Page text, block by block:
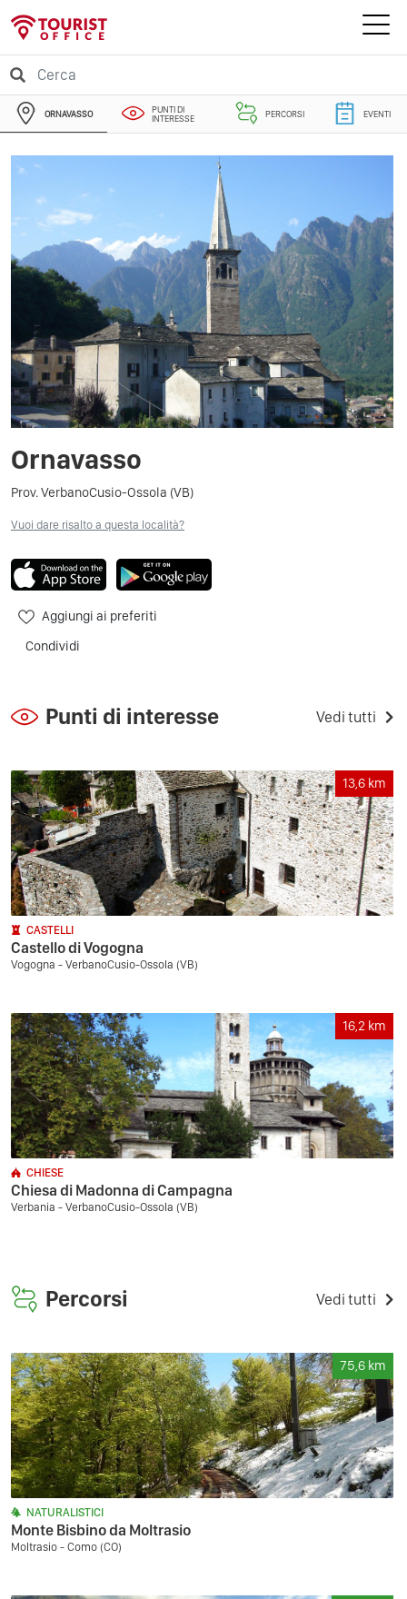
ORNAVASSO
PUNTI DI
INTERESSE
PERCORSI EVENTI
Ornavasso
Prov. VerbanoCusio-Ossola (VB)
Vuoi dare risalto a questa località?
Aggiungi ai preferiti
Condividi
Punti di interesse Vedi tutti
13,6 km
CASTELLI
Castello di Vogogna
Vogogna - VerbanoCusio-Ossola (VB)
16,2 km
CHIESE
Chiesa di Madonna di Campagna
Verbania - VerbanoCusio-Ossola (VB)
Percorsi Vedi tutti
75,6 km
NATURALISTICI
Monte Bisbino da Moltrasio
Moltrasio - Como (CO)